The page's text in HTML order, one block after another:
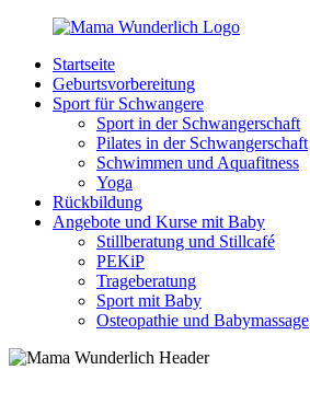
Zurück
Inhalt
MamaWunderlich.de
Mutti
sein
wunderbar!
Startseite
Geburtsvorbereitung
Sport für Schwangere
Sport in der Schwangerschaft
Pilates in der Schwangerschaft
Schwimmen und Aquafitness
Yoga
Rückbildung
Angebote und Kurse mit Baby
Stillberatung und Stillcafé
PEKiP
Trageberatung
Sport mit Baby
Osteopathie und Babymassage